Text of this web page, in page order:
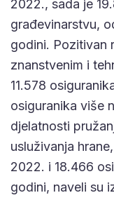
2022., sada je
građevinarstvu,
godini. Pozitivan
znanstvenim i
11.578
osiguranika više
djelatnosti
usluživanja
2022. i 18.466
godini, naveli su